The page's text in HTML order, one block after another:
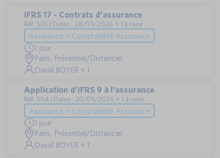
IFRS 17 - Contrats d'assurance
Réf : 505 | Dates : 28/09/2026 + 1 à venir
Assurance > Comptabilité Assurance
1 jour
Paris, Présentiel/Distanciel
David BOYER + 1
Application d’IFRS 9 à l’assurance
Réf : 504 | Dates : 30/09/2026 + 1 à venir
Assurance > Comptabilité Assurance
1 jour
Paris, Présentiel/Distanciel
David BOYER + 1